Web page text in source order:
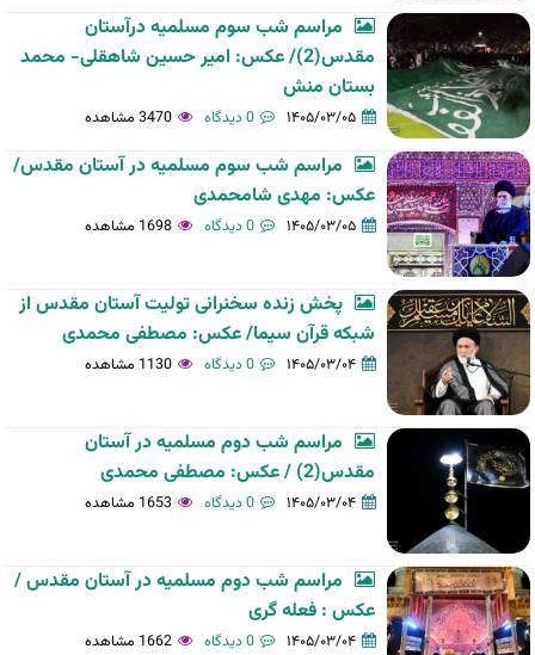
مراسم شب سوم مسلمیه درآستان
مقدس(2)/ عکس: امیر حسین شاهقلی- محمد
بستان منش
۱۴۰۵/۰۳/۰۵ 0 دیدگاه 3470 مشاهده
مراسم شب سوم مسلمیه در آستان مقدس/
عکس: مهدی شامحمدی
۱۴۰۵/۰۳/۰۵ 0 دیدگاه 1698 مشاهده
پخش زنده سخنرانی تولیت آستان مقدس از
شبکه قرآن سیما/ عکس: مصطفی محمدی
۱۴۰۵/۰۳/۰۴ 0 دیدگاه 1130 مشاهده
مراسم شب دوم مسلمیه در آستان
مقدس(2) / عکس: مصطفی محمدی
۱۴۰۵/۰۳/۰۴ 0 دیدگاه 1653 مشاهده
مراسم شب دوم مسلمیه در آستان مقدس /
عکس : فعله گری
۱۴۰۵/۰۳/۰۴ 0 دیدگاه 1662 مشاهده